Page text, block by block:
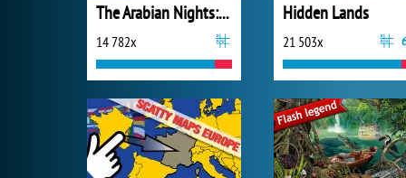
The Arabian Nights: Sindibad the Voyager
14 782x
Hidden Lands
21 503x